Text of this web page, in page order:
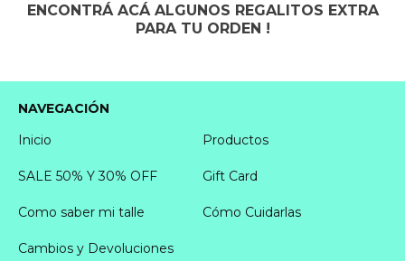
ENCONTRÁ ACÁ ALGUNOS REGALITOS EXTRA
PARA TU ORDEN !
NAVEGACIÓN
Inicio
Productos
SALE 50% Y 30% OFF Gift Card
Como saber mi talle Cómo Cuidarlas
Cambios y Devoluciones